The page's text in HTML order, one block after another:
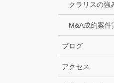
クラリスの強
M&A成約案件
ブログ
アクセス